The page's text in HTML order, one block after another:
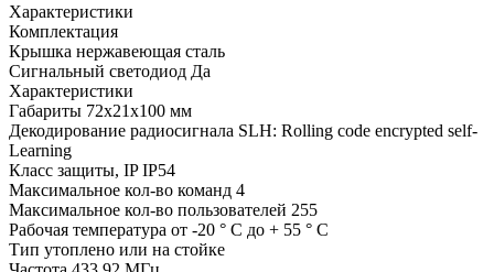
Характеристики
Комплектация
Крышка нержавеющая сталь
Сигнальный светодиод Да
Характеристики
Габариты 72x21x100 мм
Декодирование радиосигнала SLH: Rolling code encrypted self-
Learning
Класс защиты, IP IP54
Максимальное кол-во команд 4
Максимальное кол-во пользователей 255
Рабочая температура от -20 ° С до + 55 ° С
Тип утоплено или на стойке